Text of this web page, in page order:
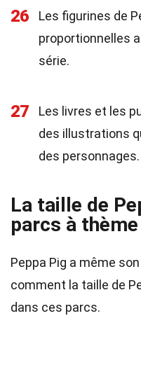
26
Les figurines de
proportionnelles
série.
27
Les livres et les
des illustrations
des personnages.
La taille de
parcs à thème
Peppa Pig a même
comment la taille de
dans ces parcs.